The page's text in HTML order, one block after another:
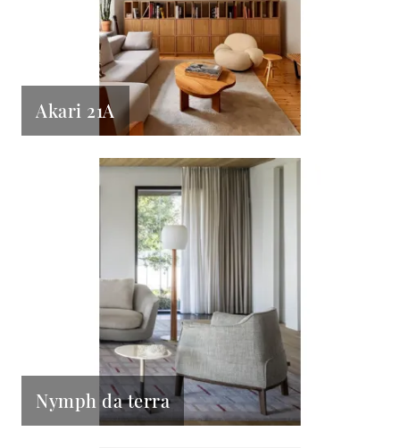
Akari 21A
Nymph da terra